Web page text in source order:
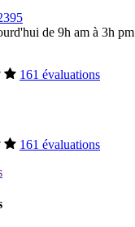
de 9h am à 3h pm
161 évaluations
161 évaluations